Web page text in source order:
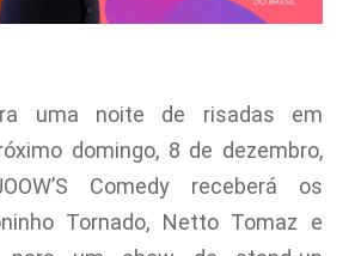
uma noite de risadas em
domingo, 8 de dezembro,
Comedy receberá os
Tornado, Netto Tomaz e